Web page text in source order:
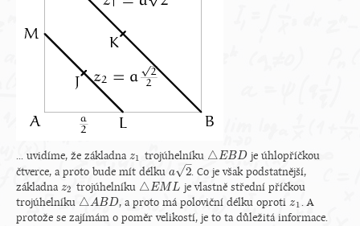
... uvidíme, že základna z1
z1 trojúhelníku △EBD
△EBD
je úhlopříčkou
čtverce, a proto bude mít délku a 2
–
√
a2
. Co je však podstatnější,
základna z2
z2 trojúhelníku △ EM L
△EML
je vlastně střední příčkou
trojúhelníku △ A BD
△ABD , a proto má poloviční délku oprotiz1
z1. A
protože se zajímám o poměr velikostí, je to ta důležitá informace.